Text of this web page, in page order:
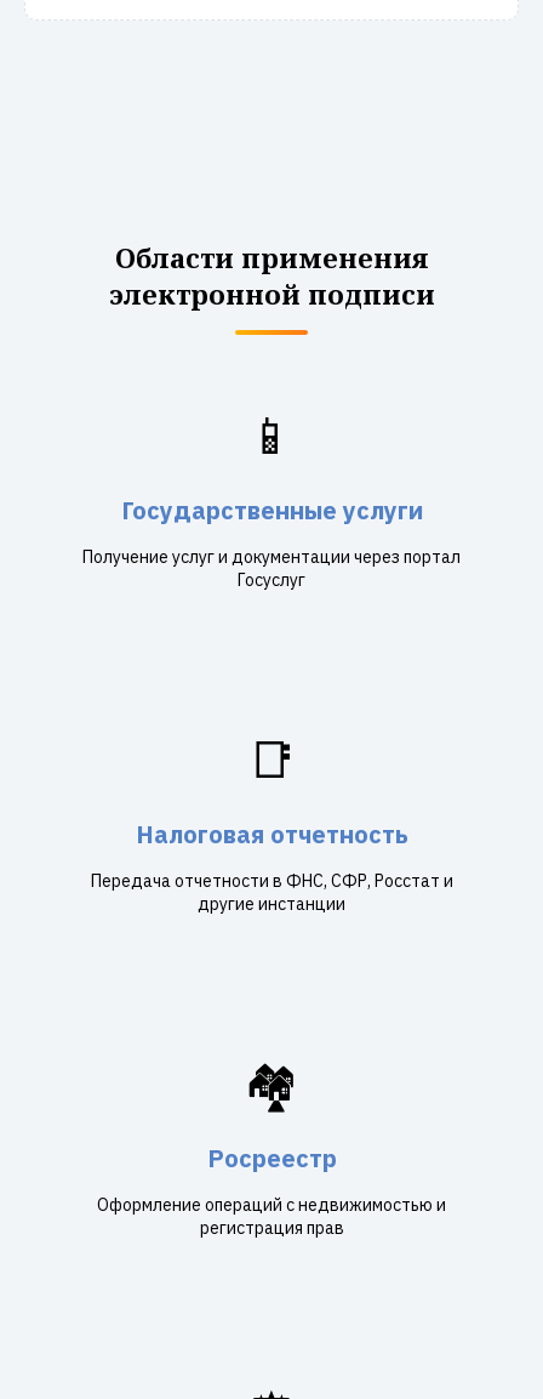
Области применения
электронной подписи
📱
Государственные услуги
Получение услуг и документации через портал
Госуслуг
📑
Налоговая отчетность
Передача отчетности в ФНС, СФР, Росстат и
другие инстанции
🏘️
Росреестр
Оформление операций с недвижимостью и
регистрация прав